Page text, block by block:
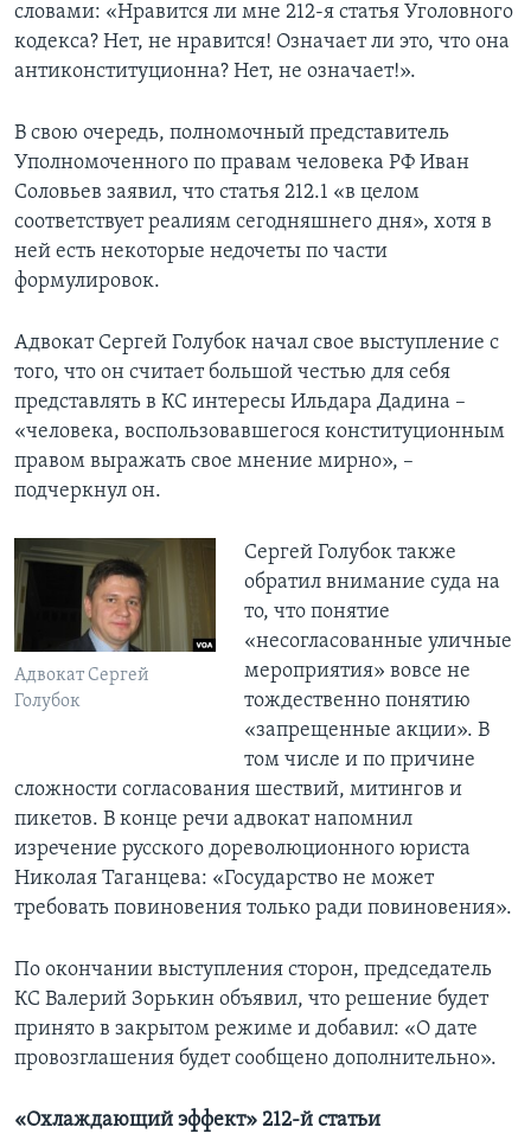
словами: «Нравится ли мне 212-я статья Уголовного
кодекса? Нет, не нравится! Означает ли это, что она
антиконституционна? Нет, не означает!».
В свою очередь, полномочный представитель
Уполномоченного по правам человека РФ Иван
Соловьев заявил, что статья 212.1 «в целом
соответствует реалиям сегодняшнего дня», хотя в
ней есть некоторые недочеты по части
формулировок.
Адвокат Сергей Голубок начал свое выступление с
того, что он считает большой честью для себя
представлять в КС интересы Ильдара Дадина –
«человека, воспользовавшегося конституционным
правом выражать свое мнение мирно», –
подчеркнул он.
Адвокат Сергей
Голубок
Сергей Голубок также
обратил внимание суда на
то, что понятие
«несогласованные уличные
мероприятия» вовсе не
тождественно понятию
«запрещенные акции». В
том числе и по причине
сложности согласования шествий, митингов и
пикетов. В конце речи адвокат напомнил
изречение русского дореволюционного юриста
Николая Таганцева: «Государство не может
требовать повиновения только ради повиновения».
По окончании выступления сторон, председатель
КС Валерий Зорькин объявил, что решение будет
принято в закрытом режиме и добавил: «О дате
провозглашения будет сообщено дополнительно».
«Охлаждающий эффект» 212-й статьи